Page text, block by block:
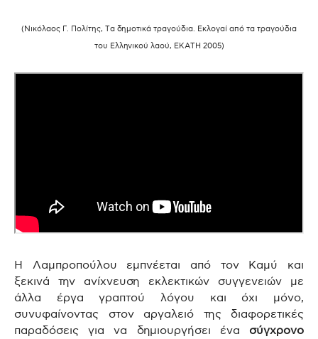
(Νικόλαος Γ. Πολίτης, Τα δημοτικά τραγούδια. Εκλογαί από τα τραγούδια
του Ελληνικού λαού, ΕΚΑΤΗ 2005)
Η Λαμπροπούλου εμπνέεται από τον Καμύ και
ξεκινά την ανίχνευση εκλεκτικών συγγενειών με
άλλα έργα γραπτού λόγου και όχι μόνο,
συνυφαίνοντας στον αργαλειό της διαφορετικές
παραδόσεις για να δημιουργήσει ένα σύγχρονο